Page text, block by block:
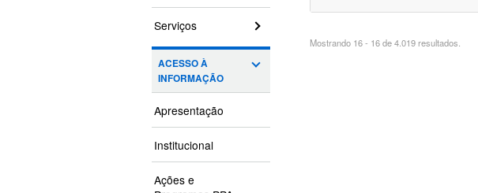
Serviços
ACESSO À
INFORMAÇÃO
Apresentação
Institucional
Ações e
Mostrando 16 - 16 de 4.019 resultados.